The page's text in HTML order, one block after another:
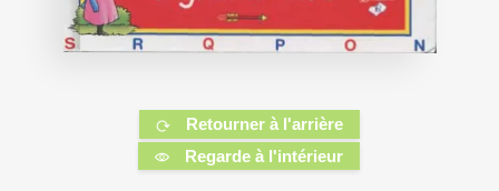
Retourner à l'arrière
Regarde à l'intérieur